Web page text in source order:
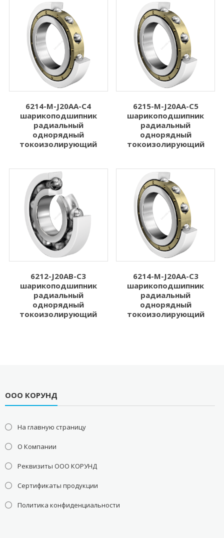
6214-M-J20AA-C4
шарикоподшипник
радиальный
однорядный
токоизолирующий
6215-M-J20AA-C5
шарикоподшипник
радиальный
однорядный
токоизолирующий
6212-J20AB-C3
шарикоподшипник
радиальный
однорядный
токоизолирующий
6214-M-J20AA-C3
шарикоподшипник
радиальный
однорядный
токоизолирующий
ООО КОРУНД
На главную страницу
О Компании
Реквизиты ООО КОРУНД
Сертификаты продукции
Политика конфиденциальности